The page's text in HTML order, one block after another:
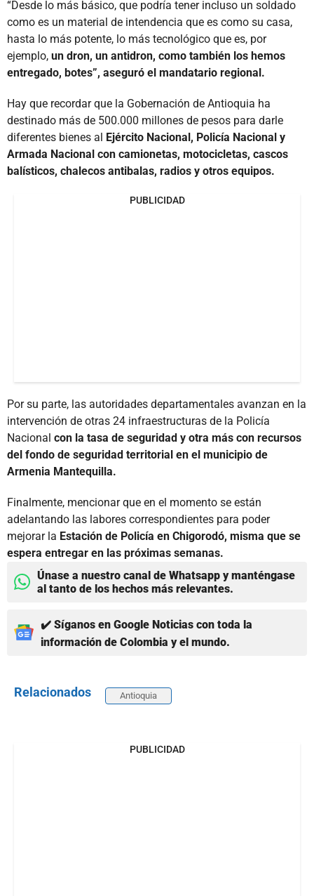
“Desde lo más básico, que podría tener incluso un soldado
como es un material de intendencia que es como su casa,
hasta lo más potente, lo más tecnológico que es, por
ejemplo, un dron, un antidron, como también los hemos
entregado, botes”, aseguró el mandatario regional.
Hay que recordar que la Gobernación de Antioquia ha
destinado más de 500.000 millones de pesos para darle
diferentes bienes al Ejército Nacional, Policía Nacional y
Armada Nacional con camionetas, motocicletas, cascos
balísticos, chalecos antibalas, radios y otros equipos.
PUBLICIDAD
Por su parte, las autoridades departamentales avanzan en la
intervención de otras 24 infraestructuras de la Policía
Nacional con la tasa de seguridad y otra más con recursos
del fondo de seguridad territorial en el municipio de
Armenia Mantequilla.
Finalmente, mencionar que en el momento se están
adelantando las labores correspondientes para poder
mejorar la Estación de Policía en Chigorodó, misma que se
espera entregar en las próximas semanas.
Únase a nuestro canal de Whatsapp y manténgase
al tanto de los hechos más relevantes.
✔️ Síganos en Google Noticias con toda la
información de Colombia y el mundo.
Relacionados Antioquia
PUBLICIDAD